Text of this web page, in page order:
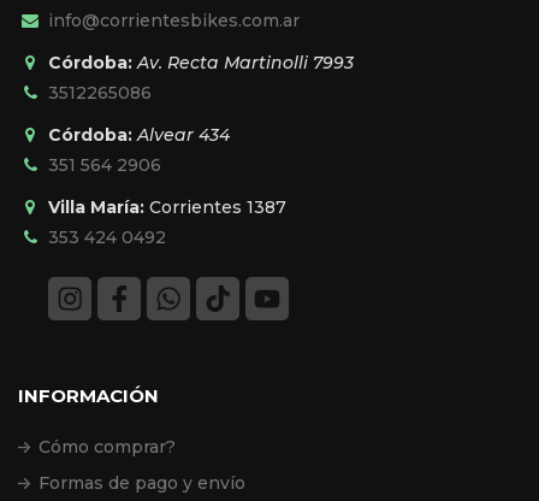
info@corrientesbikes.com.ar
Córdoba: Av. Recta Martinolli 7993
3512265086
Córdoba: Alvear 434
351 564 2906
Villa María: Corrientes 1387
353 424 0492
INFORMACIÓN
Cómo comprar?
Formas de pago y envío